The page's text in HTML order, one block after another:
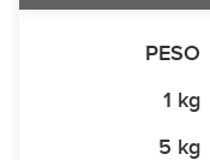
PESO
1 kg
5 kg